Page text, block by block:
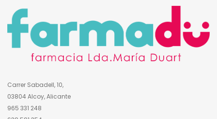
Carrer Sabadell, 10,
03804 Alcoy, Alicante
965 331 248